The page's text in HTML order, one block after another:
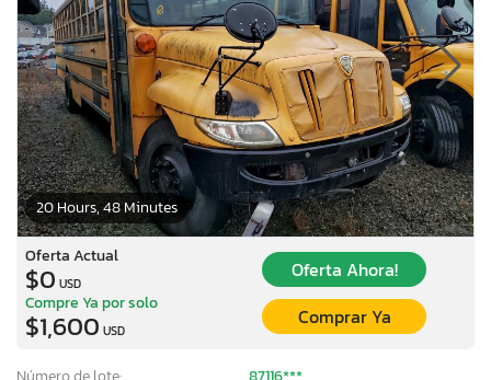
20 Hours, 48 Minutes
Oferta Actual
$0 USD
Oferta Ahora!
Compre Ya por solo
$1,600 USD
Comprar Ya